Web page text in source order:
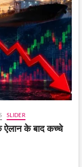
SLIDER
के बाद कच्चे